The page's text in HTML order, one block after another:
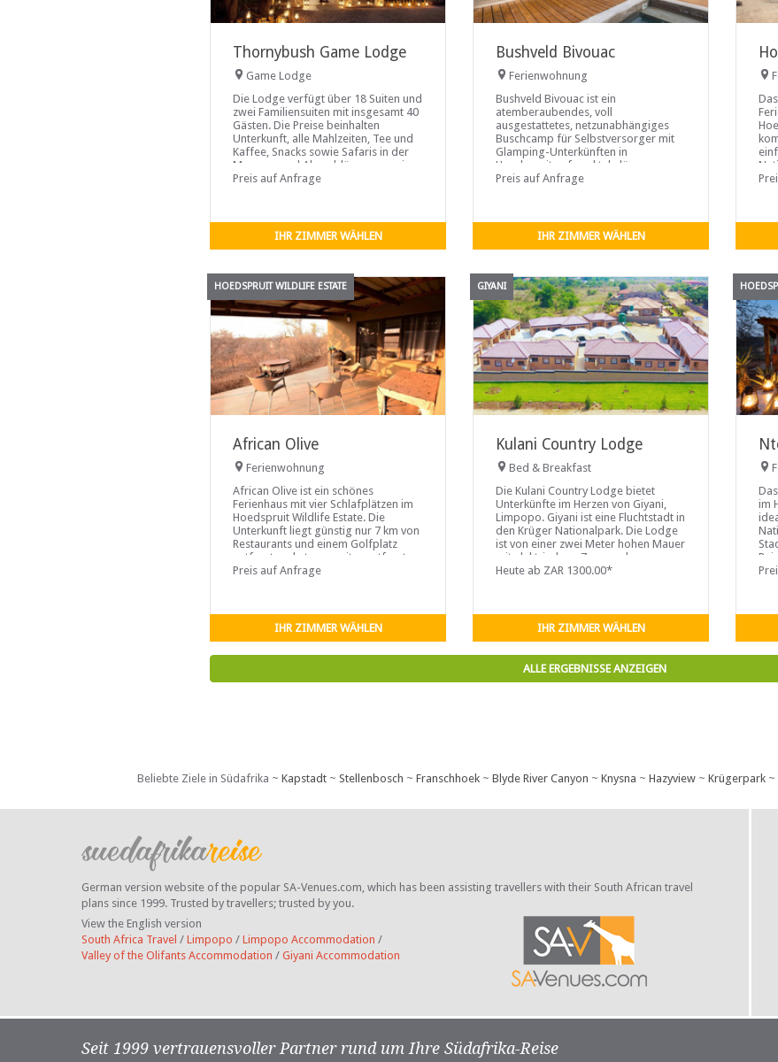
Thornybush Game Lodge
Game Lodge
Die Lodge verfügt über 18 Suiten und
zwei Familiensuiten mit insgesamt 40
Gästen. Die Preise beinhalten
Unterkunft, alle Mahlzeiten, Tee und
Kaffee, Snacks sowie Safaris in der
Morgen- und Abenddämmerung in ...
Preis auf Anfrage
IHR ZIMMER WÄHLEN
Bushveld Bivouac
Ferienwohnung
Bushveld Bivouac ist ein
atemberaubendes, voll
ausgestattetes, netzunabhängiges
Buschcamp für Selbstversorger mit
Glamping-Unterkünften in
Hoedspruit auf spektakulären
Zeltplattformen und einem
Flora auf einer leicht
Preis auf Anfrage
IHR ZIMMER WÄHLEN
HOEDSPRUIT WILDLIFE ESTATE
African Olive
Ferienwohnung
African Olive ist ein schönes
Ferienhaus mit vier Schlafplätzen im
Hoedspruit Wildlife Estate. Die
Unterkunft liegt günstig nur 7 km von
Restaurants und einem Golfplatz
entfernt und etwas weiter entfernt
befindet sich das Khamai Reptile
Preis auf Anfrage
IHR ZIMMER WÄHLEN
GIYANI
Kulani Country Lodge
Bed & Breakfast
Die Kulani Country Lodge bietet
Unterkünfte im Herzen von Giyani,
Limpopo. Giyani ist eine Fluchtstadt in
den Krüger Nationalpark. Die Lodge
ist von einer zwei Meter hohen Mauer
mit elektrischem Zaun und
Überwachungskameras umgeben...
Heute ab ZAR 1300.00*
IHR ZIMMER WÄHLEN
im
der
ALLE ERGEBNISSE ANZEIGEN
Beliebte Ziele in Südafrika ~ Kapstadt~ Stellenbosch ~ Franschhoek~ Blyde River Canyon ~ Knysna ~ Hazyview~ Krügerpark~
German version website of the popular SA-Venues.com, which has been assisting travellers with their South African travel
plans since 1999. Trusted by travellers; trusted by you.
View the English version
South Africa Travel / Limpopo / Limpopo Accommodation /
Valley of the Olifants Accommodation / Giyani Accommodation
Seit 1999 vertrauensvoller Partner rund um Ihre Südafrika-Reise